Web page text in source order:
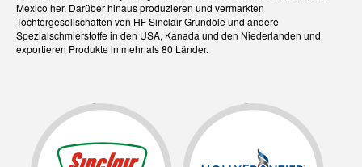
Mexico her. Darüber hinaus produzieren und vermarkten
Tochtergesellschaften von HF Sinclair Grundöle und andere
Spezialschmierstoffe in den USA, Kanada und den Niederlanden und
exportieren Produkte in mehr als 80 Länder.